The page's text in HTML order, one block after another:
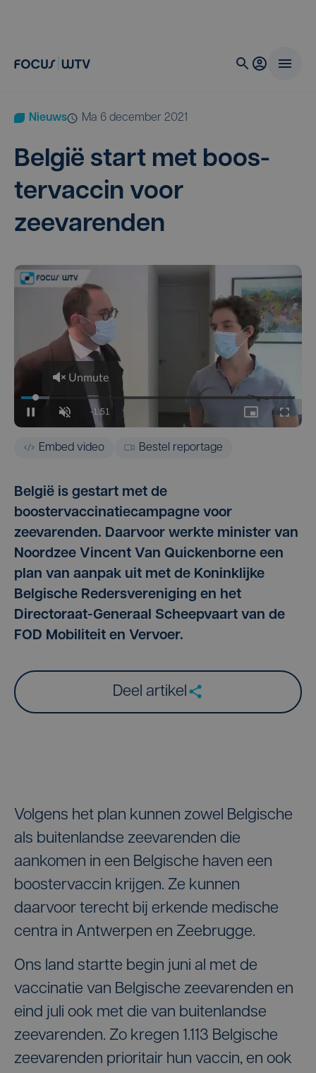
Nieuws ma 6 december 2021
Bel­gië start met boos­
ter­vac­cin voor
zeevarenden
Embed video Bestel reportage
België is gestart met de
boostervaccinatiecampagne voor
zeevarenden. Daarvoor werkte minister van
Noordzee Vincent Van Quickenborne een
plan van aanpak uit met de Koninklijke
Belgische Redersvereniging en het
Directoraat-Generaal Scheepvaart van de
FOD Mobiliteit en Vervoer.
Deel artikel
Volgens het plan kunnen zowel Belgische
als buitenlandse zeevarenden die
aankomen in een Belgische haven een
boostervaccin krijgen. Ze kunnen
daarvoor terecht bij erkende medische
centra in Antwerpen en Zeebrugge.
Ons land startte begin juni al met de
vaccinatie van Belgische zeevarenden en
eind juli ook met die van buitenlandse
zeevarenden. Zo kregen 1.113 Belgische
zeevarenden prioritair hun vaccin, en ook